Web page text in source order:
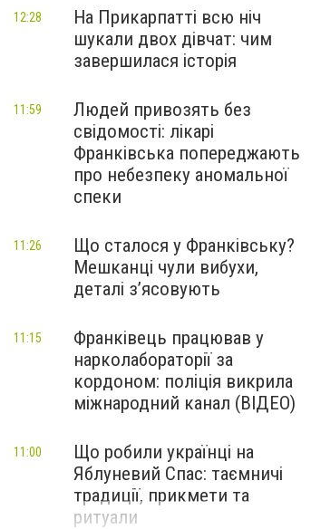
На Прикарпатті всю ніч
шукали двох дівчат: чим
завершилася історія
12:28
Людей привозять без
свідомості: лікарі
Франківська попереджають
про небезпеку аномальної
спеки
11:59
Що сталося у Франківську?
Мешканці чули вибухи,
деталі з’ясовують
11:26
Франківець працював у
нарколабораторії за
кордоном: поліція викрила
міжнародний канал (ВІДЕО)
11:15
Що робили українці на
Яблуневий Спас: таємничі
традиції, прикмети та
ритуали
11:00